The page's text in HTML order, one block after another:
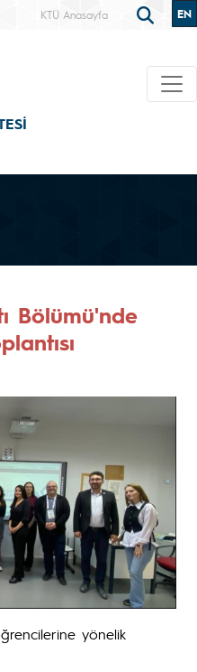
KTÜ Anasayfa EN
Bölümü'nde
yönelik